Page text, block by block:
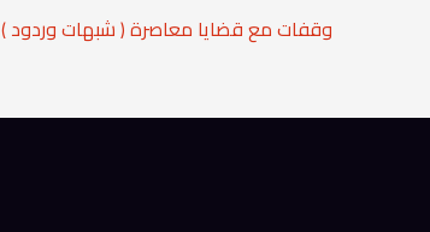
وقفات مع قضايا معاصرة ( شبهات وردود )